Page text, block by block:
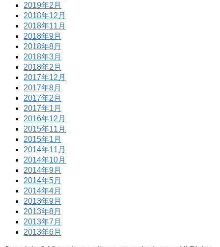
2019年2月
2018年12月
2018年11月
2018年9月
2018年8月
2018年3月
2018年2月
2017年12月
2017年8月
2017年2月
2017年1月
2016年12月
2015年11月
2015年1月
2014年11月
2014年10月
2014年9月
2014年5月
2014年4月
2013年9月
2013年8月
2013年7月
2013年6月